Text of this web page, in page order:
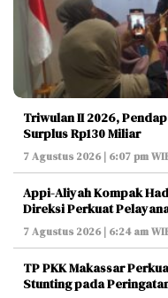
Triwulan II 2026,
Surplus Rp130 Miliar
7 Agustus 2026 | 6:07 pm
Appi-Aliyah Kompak
Direksi Perkuat
7 Agustus 2026 | 6:24 am
TP PKK Makassar
Stunting pada